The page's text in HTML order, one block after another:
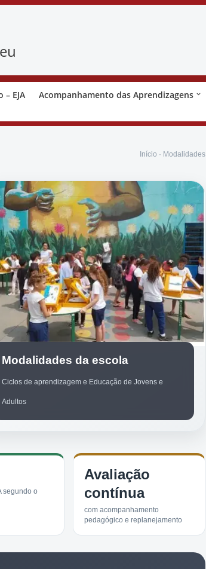
– EJA Acompanhamento das Aprendizagens
Início · Modalidades
Modalidades da escola
Ciclos de aprendizagem e Educação de Jovens e
Adultos
segundo o
Avaliação
contínua
com acompanhamento
pedagógico e replanejamento